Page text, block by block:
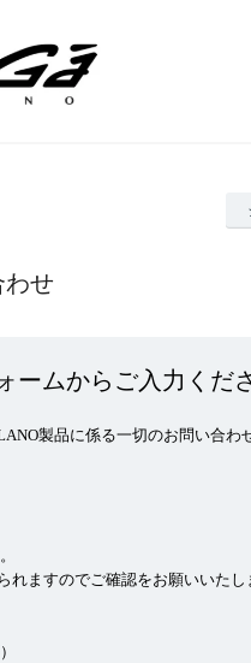
わせ
ームからご入力くだ
製品に係る一切のお問い合わ
れますのでご確認をお願いいたし